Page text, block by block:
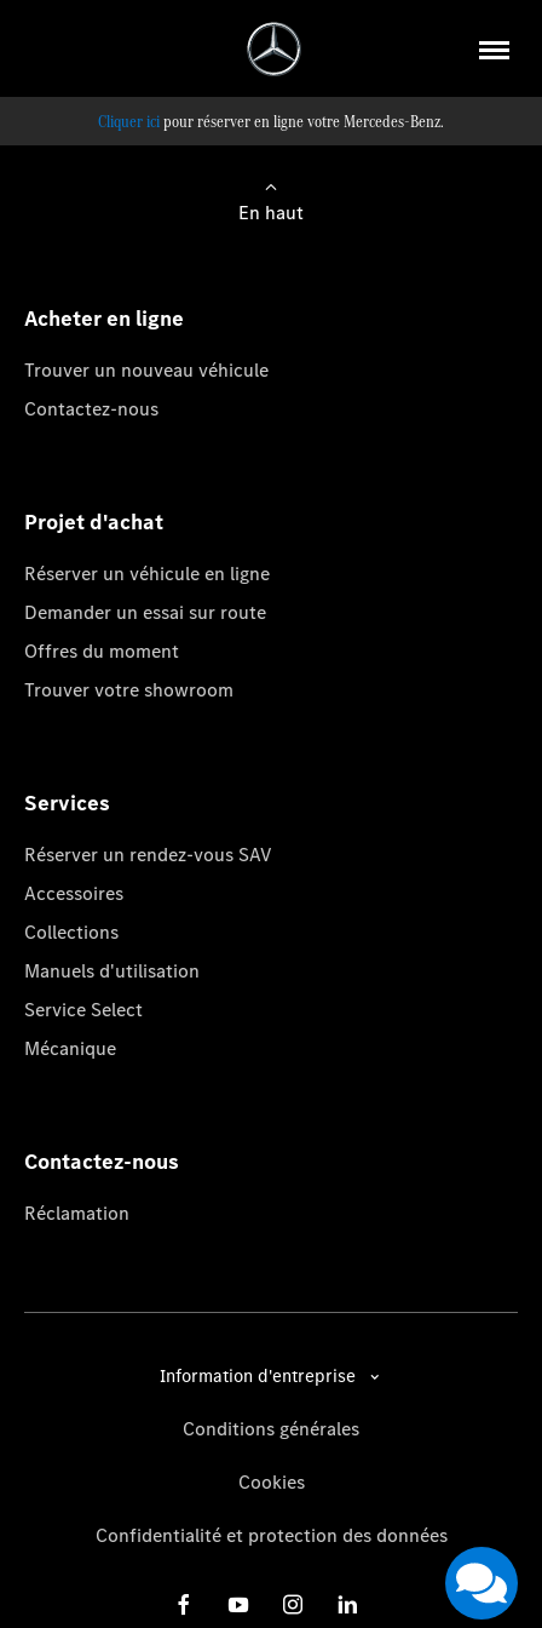
pour réserver en ligne votre Mercedes-Benz.
En haut
Acheter en ligne
Trouver un nouveau véhicule
Contactez-nous
Projet d'achat
Réserver un véhicule en ligne
Demander un essai sur route
Offres du moment
Trouver votre showroom
Services
Réserver un rendez-vous SAV
Accessoires
Collections
Manuels d'utilisation
Service Select
Mécanique
Contactez-nous
Réclamation
Information d'entreprise
Conditions générales
Cookies
Confidentialité et protection des données